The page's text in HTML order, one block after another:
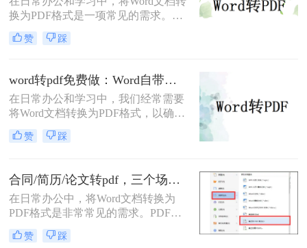
您轻松实现完美转换。
换为PDF格式是一项常见的需求。
PDF格式因其跨平台兼容性、格式稳
定性和安全性而备受青睐。那么电脑
文将详细介绍三种将Word文档转换为
PDF的方法。
赞 踩
word转pdf免费做：Word自带导出和在线工具效果差在哪！
在日常办公和学习中，我们经常需要
将Word文档转换为PDF格式，以确保
文档的稳定性和兼容性，便于分享和
打印。那么word转pdf怎么转免费呢？
赞 踩
合同/简历/论文转pdf，三个场景各自用什么方法快！
在日常办公中，将Word文档转换为
PDF格式是非常常见的需求。PDF文
件具有跨平台兼容性、保持文档格式
一致性和不可编辑性的特点，非常适
赞 踩